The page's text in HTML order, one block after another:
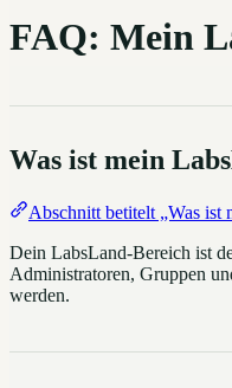
FAQ: Mein
Was ist mein
Abschnitt betitelt „Was ist
Dein LabsLand-Bereich ist
Administratoren, Gruppen
werden.